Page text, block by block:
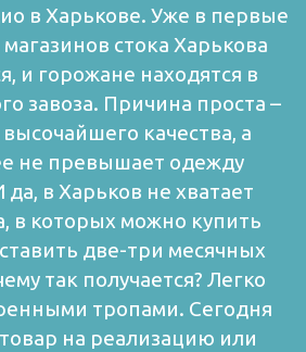
в Харькове. Уже в первые
стока Харькова
и горожане находятся в
завоза. Причина проста –
качества, а
не превышает одежду
да, в Харьков не хватает
в которых можно купить
две-три месячных
так получается? Легко
тропами. Сегодня
на реализацию или